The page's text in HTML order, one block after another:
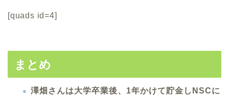
[quads id=4]
まとめ
澤畑さんは大学卒業後、1年かけて貯金しNSCに